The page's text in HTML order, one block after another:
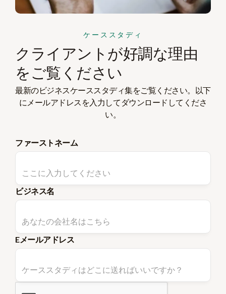
ケーススタディ
クライアントが好調な理由
をご覧ください
最新のビジネスケーススタディ集をご覧ください。以下
にメールアドレスを入力してダウンロードしてくださ
い。
ファーストネーム
ビジネス名
Eメールアドレス